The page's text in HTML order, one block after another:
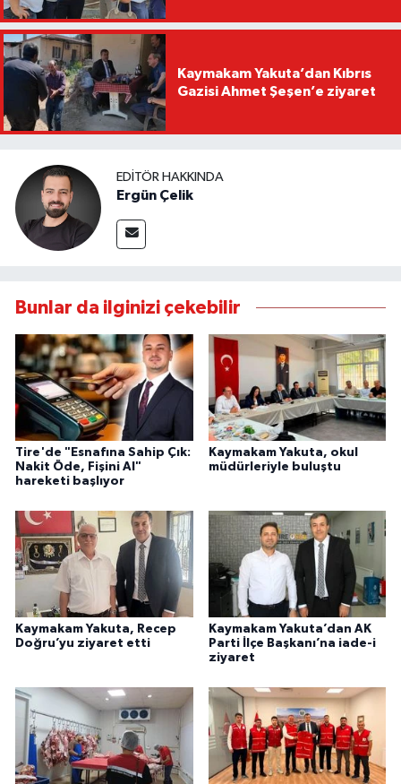
Kaymakam Yakuta’dan Kıbrıs
Gazisi Ahmet Şeşen’e ziyaret
EDITÖR HAKKINDA
Ergün Çelik
Bunlar da ilginizi çekebilir
Tire'de "Esnafına Sahip Çık:
Nakit Öde, Fişini Al"
hareketi başlıyor
Kaymakam Yakuta, okul
müdürleriyle buluştu
Kaymakam Yakuta, Recep
Doğru’yu ziyaret etti
Kaymakam Yakuta’dan AK
Parti İlçe Başkanı’na iade-i
ziyaret